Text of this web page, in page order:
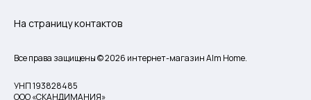
На страницу контактов
Все права защищены © 2026 интернет-магазин Alm Home.
УНП 193828485
ООО «СКАНДИМАНИЯ»